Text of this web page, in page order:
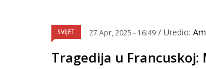
SVIJET 27 Apr, 2025 - 16:49 / Uredio:
Tragedija u